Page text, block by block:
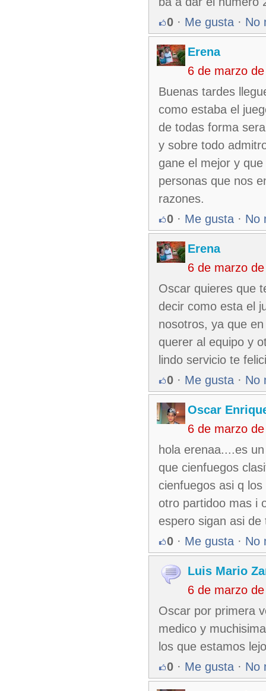
0 · Me gusta · No
Erena
6 de marzo
Buenas tardes
como estaba el
de todas forma
y sobre todo
gane el mejor y
personas que nos
razones.
0 · Me gusta · No
Erena
6 de marzo
Oscar quieres que
decir como esta el
nosotros, ya que
querer al equipo y
lindo servicio te
0 · Me gusta · No
Oscar
6 de marzo
hola erenaa....es
que cienfuegos
cienfuegos asi q
otro partidoo mas i
espero sigan asi de
0 · Me gusta · No
Luis Mario
6 de marzo
Oscar por primera
medico y
los que estamos
0 · Me gusta · No